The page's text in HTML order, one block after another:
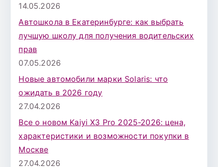
14.05.2026
Автошкола в Екатеринбурге: как выбрать
лучшую школу для получения водительских
прав
07.05.2026
Новые автомобили марки Solaris: что
ожидать в 2026 году
27.04.2026
Все о новом Kaiyi X3 Pro 2025-2026: цена,
характеристики и возможности покупки в
Москве
27.04.2026